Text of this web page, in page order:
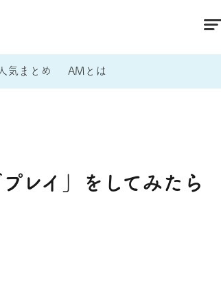
人気まとめ AMとは
レイ」をしてみたら